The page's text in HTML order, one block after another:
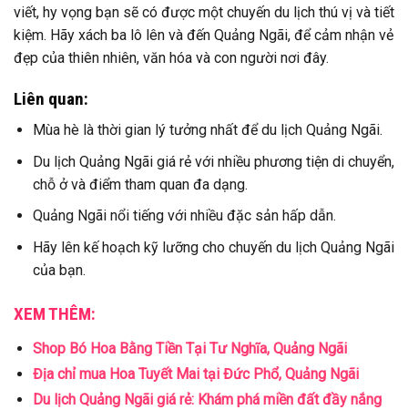
viết, hy vọng bạn sẽ có được một chuyến du lịch thú vị và tiết
kiệm. Hãy xách ba lô lên và đến Quảng Ngãi, để cảm nhận vẻ
đẹp của thiên nhiên, văn hóa và con người nơi đây.
Liên quan:
Mùa hè là thời gian lý tưởng nhất để du lịch Quảng Ngãi.
Du lịch Quảng Ngãi giá rẻ với nhiều phương tiện di chuyển,
chỗ ở và điểm tham quan đa dạng.
Quảng Ngãi nổi tiếng với nhiều đặc sản hấp dẫn.
Hãy lên kế hoạch kỹ lưỡng cho chuyến du lịch Quảng Ngãi
của bạn.
XEM THÊM:
Shop Bó Hoa Bằng Tiền Tại Tư Nghĩa, Quảng Ngãi
Địa chỉ mua Hoa Tuyết Mai tại Đức Phổ, Quảng Ngãi
Du lịch Quảng Ngãi giá rẻ: Khám phá miền đất đầy nắng